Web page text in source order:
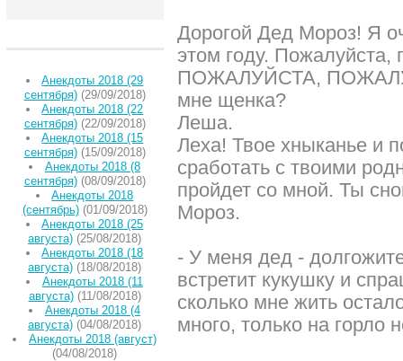
Анекдоты 2018 (29
сентября)(29/09/2018)
Анекдоты 2018 (22
сентября)(22/09/2018)
Анекдоты 2018 (15
сентября)(15/09/2018)
Анекдоты 2018 (8
сентября)(08/09/2018)
Анекдоты 2018
(сентябрь)(01/09/2018)
Анекдоты 2018 (25
августа) (25/08/2018)
Анекдоты 2018 (18
августа) (18/08/2018)
Анекдоты 2018 (11
августа)(11/08/2018)
Анекдоты 2018 (4
августа) (04/08/2018)
Анекдоты 2018 (август)
(04/08/2018)
Дорогой Дед Мороз! Я
этом году. Пожалуйста,
ПОЖАЛУЙСТА,
мне щенка?
Леша.
Леха! Твое хныканье и
сработать с твоими
пройдет со мной. Ты
Мороз.
- У меня дед -
встретит кукушку и
сколько мне жить
много, только на горло